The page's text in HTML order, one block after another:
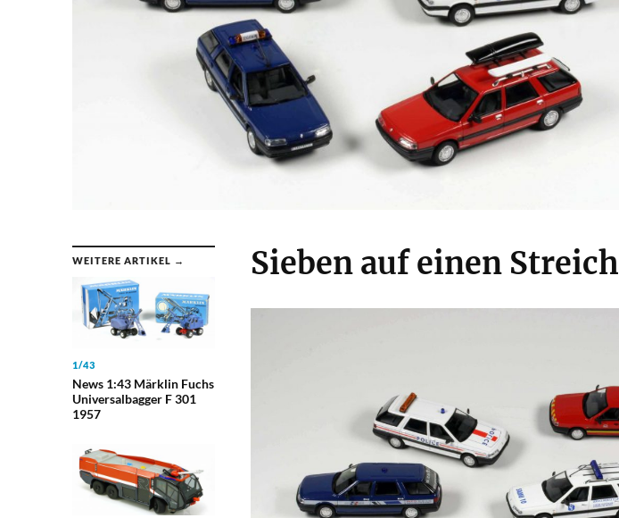
WEITERE ARTIKEL →
1/43
News 1:43 Märklin Fuchs
Universalbagger F 301
1957
Sieben auf einen Streich